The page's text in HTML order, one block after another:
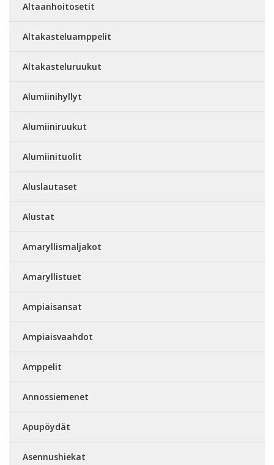
Altaanhoitosetit
Altakasteluamppelit
Altakasteluruukut
Alumiinihyllyt
Alumiiniruukut
Alumiinituolit
Aluslautaset
Alustat
Amaryllismaljakot
Amaryllistuet
Ampiaisansat
Ampiaisvaahdot
Amppelit
Annossiemenet
Apupöydät
Asennushiekat